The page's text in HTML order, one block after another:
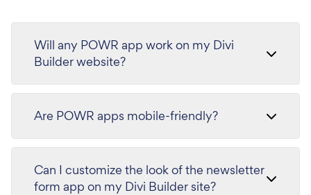
Will any POWR app work on my Divi
Builder website?
Are POWR apps mobile-friendly?
Can I customize the look of the newsletter
form app on my Divi Builder site?